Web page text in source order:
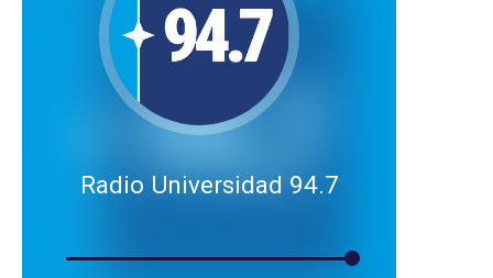
Radio Universidad 94.7